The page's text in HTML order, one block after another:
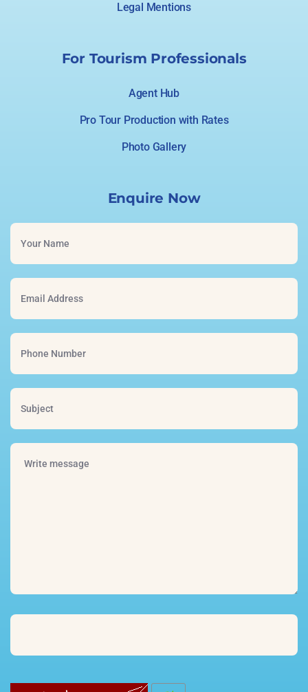
Legal Mentions
For Tourism Professionals
Agent Hub
Pro Tour Production with Rates
Photo Gallery
Enquire Now